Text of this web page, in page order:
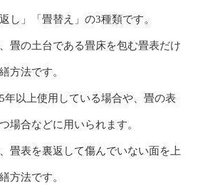
し」「畳替え」の3種類です。
畳の土台である畳床を包む畳表だけ
方法です。
年以上使用している場合や、畳の表
場合などに用いられます。
畳表を裏返して傷んでいない面を上
方法です。